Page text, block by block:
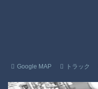
Google MAP トラック